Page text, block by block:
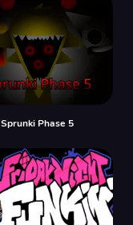
Sprunki Phase 5